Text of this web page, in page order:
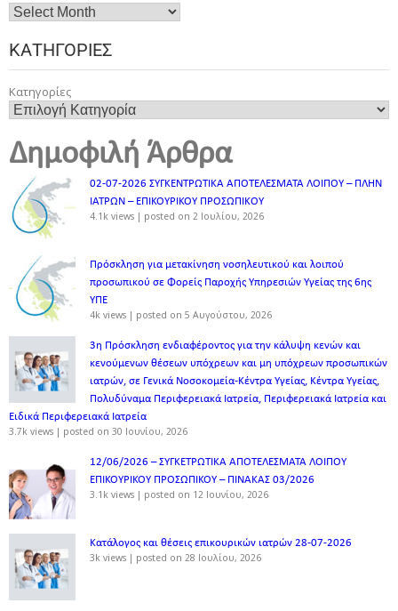
ΚΑΤΗΓΟΡΊΕΣ
Κατηγορίες
Δημοφιλή Άρθρα
02-07-2026 ΣΥΓΚΕΝΤΡΩΤΙΚΑ ΑΠΟΤΕΛΕΣΜΑΤΑ ΛΟΙΠΟΥ – ΠΛΗΝ
ΙΑΤΡΩΝ – ΕΠΙΚΟΥΡΙΚΟΥ ΠΡΟΣΩΠΙΚOY
4.1k views | posted on 2 Ιουλίου, 2026
Πρόσκληση για μετακίνηση νοσηλευτικού και λοιπού
προσωπικού σε Φορείς Παροχής Υπηρεσιών Υγείας της 6ης
ΥΠΕ
4k views | posted on 5 Αυγούστου, 2026
3η Πρόσκληση ενδιαφέροντος για την κάλυψη κενών και
κενούμενων θέσεων υπόχρεων και μη υπόχρεων προσωπικών
ιατρών, σε Γενικά Νοσοκομεία-Κέντρα Υγείας, Κέντρα Υγείας,
Πολυδύναμα Περιφερειακά Ιατρεία, Περιφερειακά Ιατρεία και
Ειδικά Περιφερειακά Ιατρεία
3.7k views | posted on 30 Ιουνίου, 2026
12/06/2026 – ΣΥΓΚΕΤΡΩΤΙΚΑ ΑΠΟΤΕΛΕΣΜΑΤΑ ΛΟΙΠΟΥ
ΕΠΙΚΟΥΡΙΚΟΥ ΠΡΟΣΩΠΙΚΟΥ – ΠΙΝΑΚΑΣ 03/2026
3.1k views | posted on 12 Ιουνίου, 2026
Κατάλογος και θέσεις επικουρικών ιατρών 28-07-2026
3k views | posted on 28 Ιουλίου, 2026